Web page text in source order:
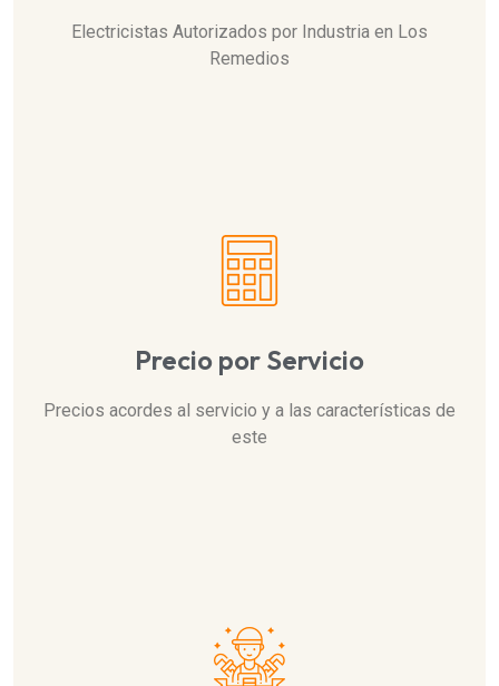
Electricistas Autorizados por Industria en Los
Remedios
Precio por Servicio
Precios acordes al servicio y a las características de
este